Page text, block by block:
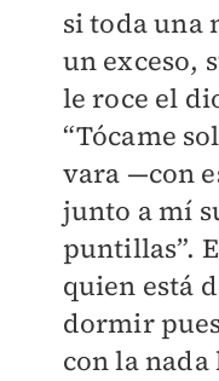
si toda una
un exceso,
le roce el
“Tócame
vara —con
junto a mí
puntillas”.
quien está
dormir
con la nada